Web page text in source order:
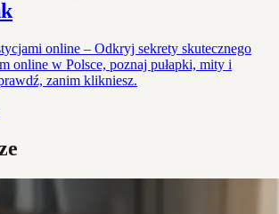
online – Odkryj sekrety skutecznego
online w Polsce, poznaj pułapki, mity i
zanim klikniesz.